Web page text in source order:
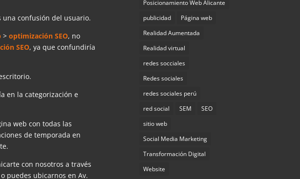
una confusión del usuario.
>optimización SEO, no
SEO, ya que confundiría
en la categorización e
web con todas las
de temporada en
con nosotros a través
o puedes ubicarnos en Av.
Posicionamiento Web Alicante
publicidad
Página web
Realidad Aumentada
Realidad virtual
redes socciales
Redes sociales
redes sociales perú
red social
SEM
SEO
sitio web
Social Media Marketing
Transformación Digital
Website